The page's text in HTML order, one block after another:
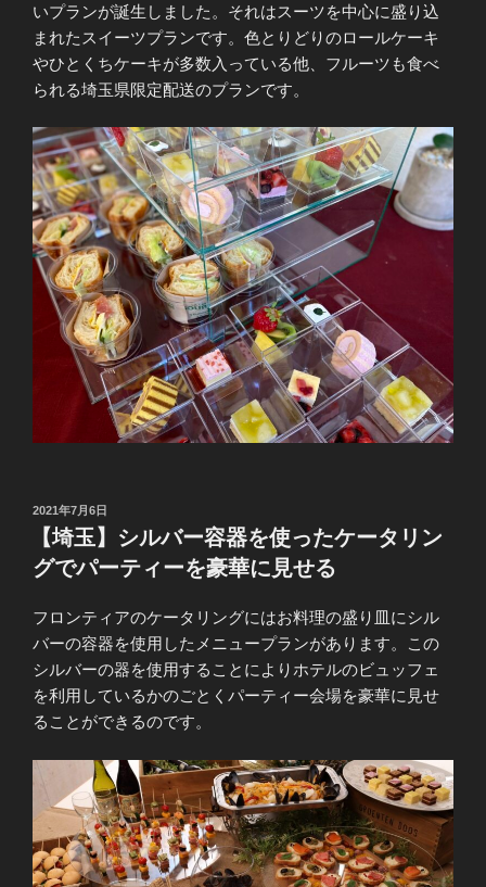
いプランが誕生しました。それはスーツを中心に盛り込
まれたスイーツプランです。色とりどりのロールケーキ
やひとくちケーキが多数入っている他、フルーツも食べ
られる埼玉県限定配送のプランです。
投
日:
2021年7月6日
【埼玉】シルバー容器を使ったケータリン
グでパーティーを豪華に見せる
フロンティアのケータリングにはお料理の盛り皿にシル
バーの容器を使用したメニュープランがあります。この
シルバーの器を使用することによりホテルのビュッフェ
を利用しているかのごとくパーティー会場を豪華に見せ
ることができるのです。